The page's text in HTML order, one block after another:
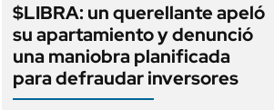
$LIBRA: un querellante apeló
su apartamiento y denunció
una maniobra planificada
para defraudar inversores